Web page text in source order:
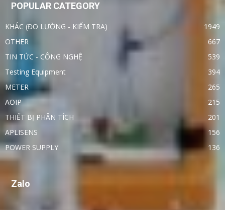
POPULAR CATEGORY
KHÁC (ĐO LƯỜNG - KIỂM TRA)
1949
OTHER
667
TIN TỨC - CÔNG NGHỆ
539
Testing Equipment
394
METER
265
AOIP
215
THIẾT BỊ PHÂN TÍCH
201
APLISENS
156
POWER SUPPLY
136
Zalo